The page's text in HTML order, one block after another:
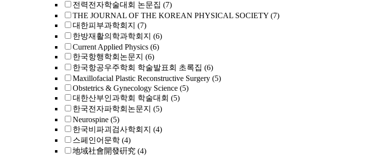
전력전자학술대회 논문집 (7)
THE JOURNAL OF THE KOREAN PHYSICAL SOCIETY (7)
대한피부과학회지 (7)
한방재활의학과학회지 (6)
Current Applied Physics (6)
한국항행학회논문지 (6)
한국항공우주학회 학술발표회 초록집 (6)
Maxillofacial Plastic Reconstructive Surgery (5)
Obstetrics & Gynecology Science (5)
대한산부인과학회 학술대회 (5)
한국전자파학회논문지 (5)
Neurospine (5)
한국비파괴검사학회지 (4)
스페인어문학 (4)
地域社會開發硏究 (4)